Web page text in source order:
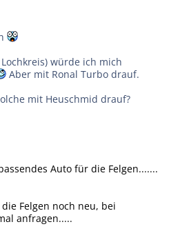
würde ich mich
Aber mit Ronal Turbo drauf.
mit Heuschmid drauf?
Auto für die Felgen.......
Felgen noch neu, bei
anfragen.....